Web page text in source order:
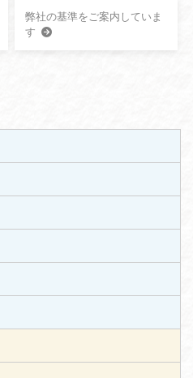
弊社の基準をご案内していま
す